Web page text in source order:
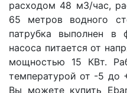
расходом 48 м3/час,
65 метров водного
патрубка выполнен в
насоса питается от
мощностью 15 КВт.
температурой от -5 до
Вы можете купить